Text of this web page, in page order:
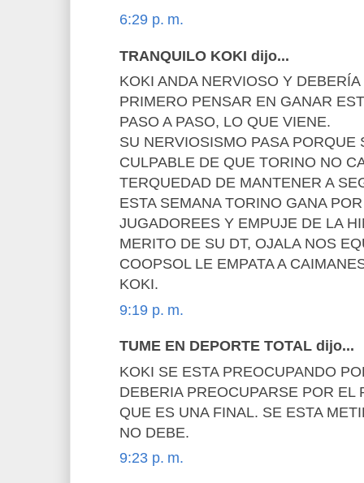
6:29 p. m.
TRANQUILO KOKI dijo...
KOKI ANDA NERVIOSO Y
PRIMERO PENSAR EN GANAR
PASO A PASO, LO QUE VIENE.
SU NERVIOSISMO PASA PORQUE
CULPABLE DE QUE TORINO NO
TERQUEDAD DE MANTENER A
ESTA SEMANA TORINO GANA
JUGADOREES Y EMPUJE DE LA
MERITO DE SU DT, OJALA NOS
COOPSOL LE EMPATA A
KOKI.
9:19 p. m.
TUME EN DEPORTE TOTAL dijo...
KOKI SE ESTA PREOCUPANDO
DEBERIA PREOCUPARSE POR EL
QUE ES UNA FINAL. SE ESTA
NO DEBE.
9:23 p. m.